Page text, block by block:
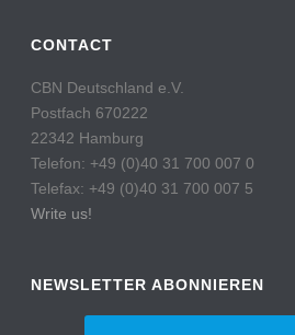
CONTACT
CBN Deutschland e.V.
Postfach 670222
22342 Hamburg
Telefon: +49 (0)40 31 700 007 0
Telefax: +49 (0)40 31 700 007 5
Write us!
NEWSLETTER ABONNIEREN